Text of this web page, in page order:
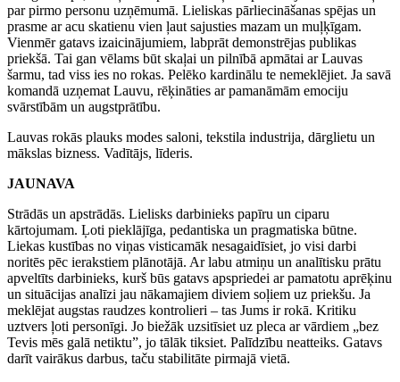
par pirmo personu uzņēmumā. Lieliskas pārliecināšanas spējas un
prasme ar acu skatienu vien ļaut sajusties mazam un muļķīgam.
Vienmēr gatavs izaicinājumiem, labprāt demonstrējas publikas
priekšā. Tai gan vēlams būt skaļai un pilnībā apmātai ar Lauvas
šarmu, tad viss ies no rokas. Pelēko kardinālu te nemeklējiet. Ja savā
komandā uzņemat Lauvu, rēķināties ar pamanāmām emociju
svārstībām un augstprātību.
Lauvas rokās plauks modes saloni, tekstila industrija, dārglietu un
mākslas bizness. Vadītājs, līderis.
JAUNAVA
Strādās un apstrādās. Lielisks darbinieks papīru un ciparu
kārtojumam. Ļoti pieklājīga, pedantiska un pragmatiska būtne.
Liekas kustības no viņas visticamāk nesagaidīsiet, jo visi darbi
noritēs pēc ierakstiem plānotājā. Ar labu atmiņu un analītisku prātu
apveltīts darbinieks, kurš būs gatavs apspriedei ar pamatotu aprēķinu
un situācijas analīzi jau nākamajiem diviem soļiem uz priekšu. Ja
meklējat augstas raudzes kontrolieri – tas Jums ir rokā. Kritiku
uztvers ļoti personīgi. Jo biežāk uzsitīsiet uz pleca ar vārdiem „bez
Tevis mēs galā netiktu”, jo tālāk tiksiet. Palīdzību neatteiks. Gatavs
darīt vairākus darbus, taču stabilitāte pirmajā vietā.